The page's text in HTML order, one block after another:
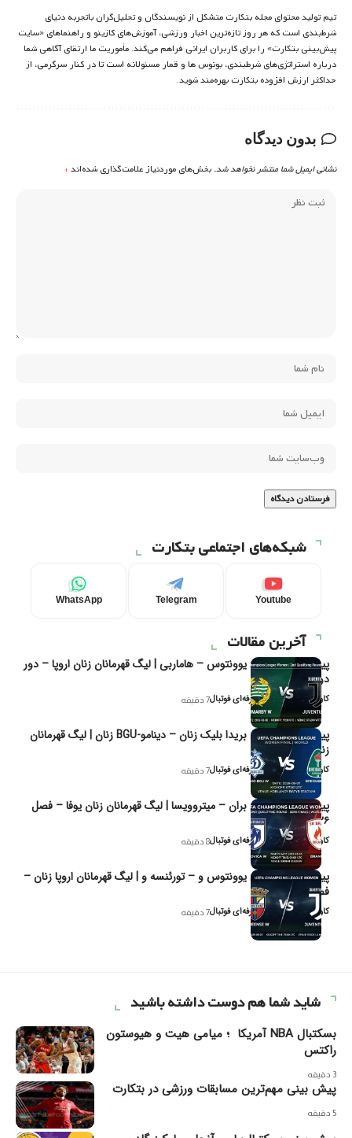
تیم تولید محتوای مجله بتکارت متشکل از نویسندگان و تحلیل‌گران باتجربه دنیای
شرط‌بندی است که هر روز تازه‌ترین اخبار ورزشی، آموزش‌های کازینو و راهنماهای «سایت
پیش‌بینی بتکارت» را برای کاربران ایرانی فراهم می‌کند. مأموریت ما ارتقای آگاهی شما
درباره استراتژی‌های شرطبندی، بونوس ها و قمار مسئولانه است تا در کنار سرگرمی، از
حداکثر ارزش افزوده بتکارت بهره‌مند شوید.
بدون دیدگاه
نشانی ایمیل شما منتشر نخواهد شد. بخش‌های موردنیاز علامت‌گذاری شده‌اند*
شبکه‌های اجتماعی بتکارت
Youtube
Telegram
WhatsApp
آخرین مقالات
پیش‌بینی و تحلیل یوونتوس – هاماربی | لیگ قهرمانان زنان اروپا – دور
دوم مرحله
کاوه نیک‌فر، تحلیل‌گر حرفه‌ای فوتبال7 دقیقه
پیش‌بینی و تحلیل بریدا بلیک زنان – دینامو-BGU زنان | لیگ قهرمانان
زنان یوفا
کاوه نیک‌فر، تحلیل‌گر حرفه‌ای فوتبال7 دقیقه
پیش‌بینی و تحلیل بران – میتروویسا | لیگ قهرمانان زنان یوفا – فصل
۲۰۲۶
کاوه نیک‌فر، تحلیل‌گر حرفه‌ای فوتبال8 دقیقه
پیش‌بینی و تحلیل یوونتوس و – تورئنسه و | لیگ قهرمانان اروپا زنان –
فصل ۲۰۲۶
کاوه نیک‌فر، تحلیل‌گر حرفه‌ای فوتبال7 دقیقه
شاید شما هم دوست داشته باشید
بسکتبال NBA آمریکا ؛ میامی هیت و هیوستون
راکتس
3 دقیقه
پیش بینی مهم‌ترین مسابقات ورزشی در بتکارت
5 دقیقه